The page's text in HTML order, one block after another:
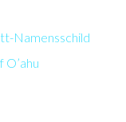
Namensschild